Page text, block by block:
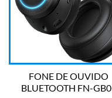
FONE DE OUVIDO
BLUETOOTH FN-